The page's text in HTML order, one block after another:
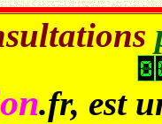
.fr, est